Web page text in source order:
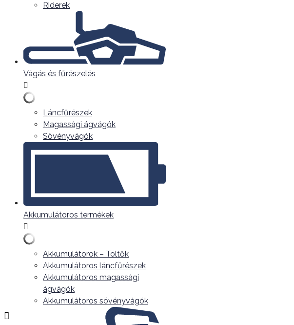
Riderek
Vágás és fűrészelés
Láncfűrészek
Magassági ágvágók
Sövényvágók
Akkumulátoros termékek
Akkumulátorok – Töltők
Akkumulátoros láncfűrészek
Akkumulátoros magassági
ágvágók
Akkumulátoros sövényvágók